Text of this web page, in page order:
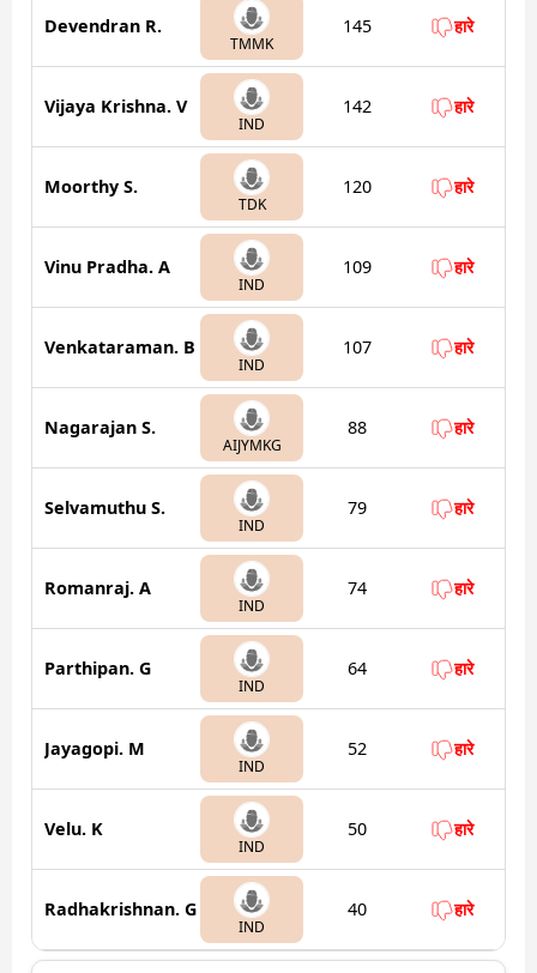
Devendran R.
TMMK
145 हारे
Vijaya Krishna. V
IND
142 हारे
Moorthy S.
TDK
120 हारे
Vinu Pradha. A
IND
109 हारे
Venkataraman. B
IND
107 हारे
Nagarajan S.
AIJYMKG
88 हारे
Selvamuthu S.
IND
79 हारे
Romanraj. A
IND
74 हारे
Parthipan. G
IND
64 हारे
Jayagopi. M
IND
52 हारे
Velu. K
IND
50 हारे
Radhakrishnan. G
IND
40 हारे